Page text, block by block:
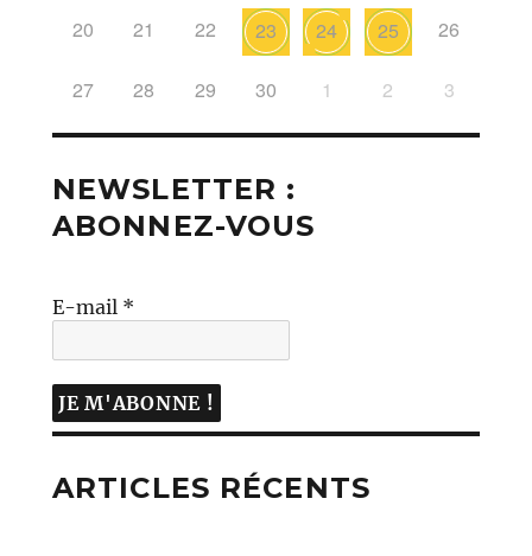
20 21 22 23 24 25 26
27 28 29 30 1 2 3
NEWSLETTER :
ABONNEZ-VOUS
E-mail *
ARTICLES RÉCENTS